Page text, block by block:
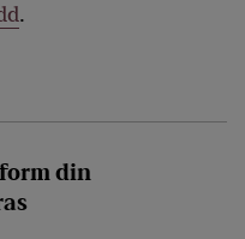
.
din